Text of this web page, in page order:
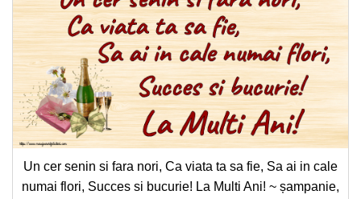
Un cer senin si fara nori, Ca viata ta sa fie, Sa ai in cale
numai flori, Succes si bucurie! La Multi Ani! ~ șampanie,